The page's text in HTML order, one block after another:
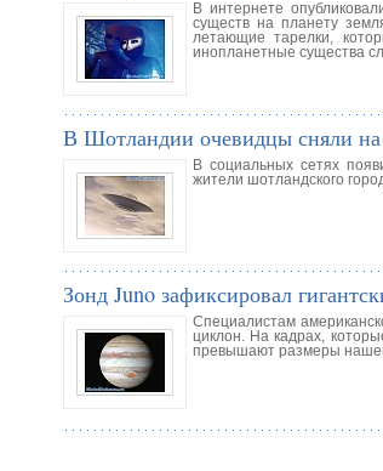
В интернете
существ на планету
летающие тарелки,
инопланетные существа
В Шотландии очевидцы сняли
В социальных сетях
жители шотландского
Зонд Juno зафиксировал
Специалистам
циклон. На кадрах,
превышают размеры